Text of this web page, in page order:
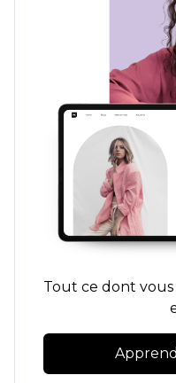
Tout ce dont